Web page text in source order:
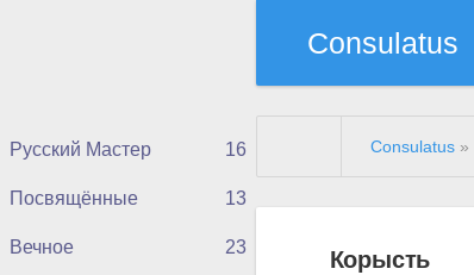
Consulatus
Русский Мастер 16
Посвящённые 13
Вечное 23
Consulatus »
Корысть